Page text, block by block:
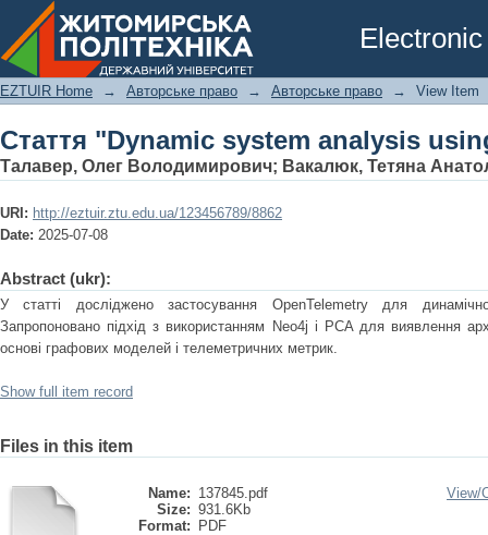
Стаття "Dynamic system analysis
EZTUIR Home → Авторське право → Авторське право → View Item
Стаття "Dynamic system analysis
Талавер, Олег Володимирович; Вакалюк, Тетяна
URI: http://eztuir.ztu.edu.ua/123456789/8862
Date: 2025-07-08
Abstract (ukr):
У статті досліджено застосування OpenTelemetry для
Запропоновано підхід з використанням Neo4j і PCA для виявлення
основі графових моделей і телеметричних метрик.
Show full item record
Files in this item
Name: 137845.pdf
Size: 931.6Kb
Format:
PDF
View/